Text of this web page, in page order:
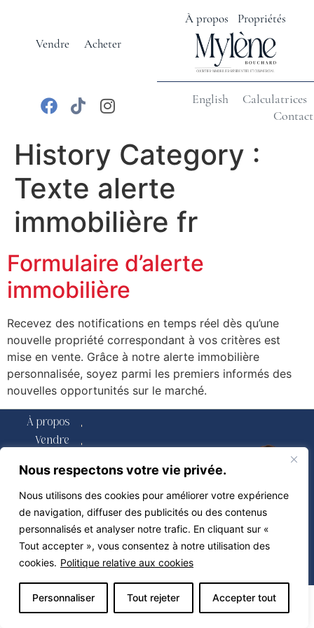
Nous respectons votre vie privée.
Nous utilisons des cookies pour améliorer votre expérience
de navigation, diffuser des publicités ou des contenus
personnalisés et analyser notre trafic. En cliquant sur «
Tout accepter », vous consentez à notre utilisation des
cookies. Politique relative aux cookies
Personnaliser Tout rejeter Accepter tout
Vendre Acheter
À propos Propriétés
English
Calculatrices
Contact
History Category :
Texte alerte
immobilière fr
Formulaire d’alerte
immobilière
Recevez des notifications en temps réel dès qu’une
nouvelle propriété correspondant à vos critères est
mise en vente. Grâce à notre alerte immobilière
personnalisée, soyez parmi les premiers informés des
nouvelles opportunités sur le marché.
À propos
Vendre
Acheter
Propriétés
Calculatrices
Contact
Blogue
Propulsé parMiitems –
Tous droits réservés 2026